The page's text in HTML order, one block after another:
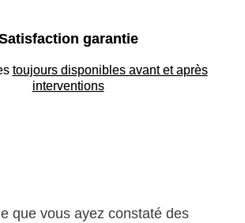
garantie
toujours disponibles avant et après
interventions
que vous ayez constaté des